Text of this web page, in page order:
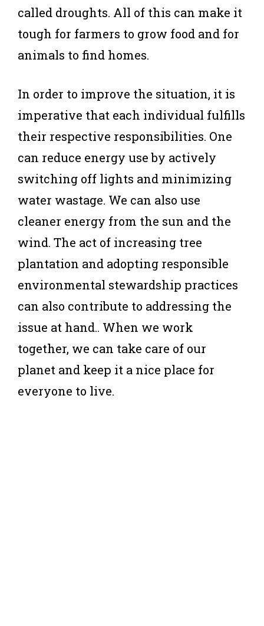
called droughts. All of this can make it
tough for farmers to grow food and for
animals to find homes.
In order to improve the situation, it is
imperative that each individual fulfills
their respective responsibilities. One
can reduce energy use by actively
switching off lights and minimizing
water wastage. We can also use
cleaner energy from the sun and the
wind. The act of increasing tree
plantation and adopting responsible
environmental stewardship practices
can also contribute to addressing the
issue at hand.. When we work
together, we can take care of our
planet and keep it a nice place for
everyone to live.